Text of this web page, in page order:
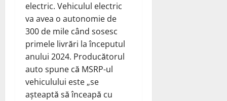
electric. Vehiculul electric
va avea o autonomie de
300 de mile când sosesc
primele livrări la începutul
anului 2024. Producătorul
auto spune că MSRP-ul
vehiculului este „se
așteaptă să înceapă cu